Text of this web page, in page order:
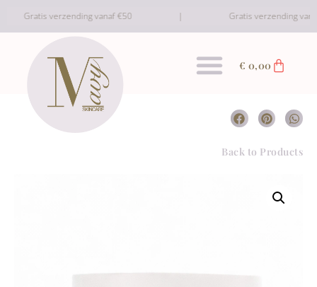
Gratis verzending vanaf €50 Gratis verzending vanaf
€ 0,00
Back to Products